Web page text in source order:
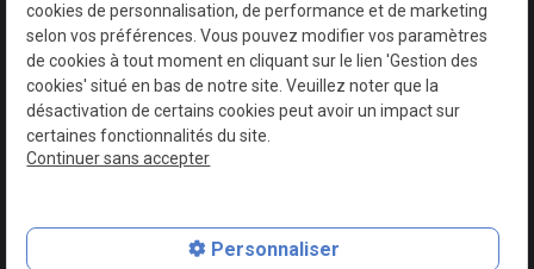
Plan du site
cookies de personnalisation, de performance et de marketing
selon vos préférences. Vous pouvez modifier vos paramètres
de cookies à tout moment en cliquant sur le lien 'Gestion des
cookies' situé en bas de notre site. Veuillez noter que la
désactivation de certains cookies peut avoir un impact sur
certaines fonctionnalités du site.
Continuer sans accepter
Personnaliser